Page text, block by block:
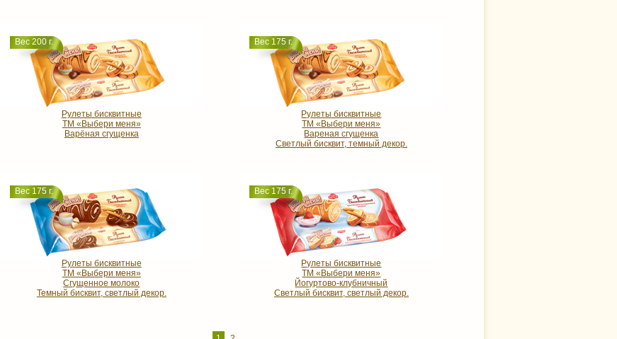
Вес 200 г.
Рулеты бисквитные
ТМ «Выбери меня»
Варёная сгущенка
Вес 175 г.
Рулеты бисквитные
ТМ «Выбери меня»
Вареная сгущенка
Светлый бисквит, темный декор.
Вес 175 г.
Рулеты бисквитные
ТМ «Выбери меня»
Сгущенное молоко
Темный бисквит, светлый декор.
Вес 175 г.
Рулеты бисквитные
ТМ «Выбери меня»
Йогуртово-клубничный
Светлый бисквит, светлый декор.